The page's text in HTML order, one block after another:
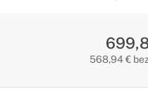
568,94 €